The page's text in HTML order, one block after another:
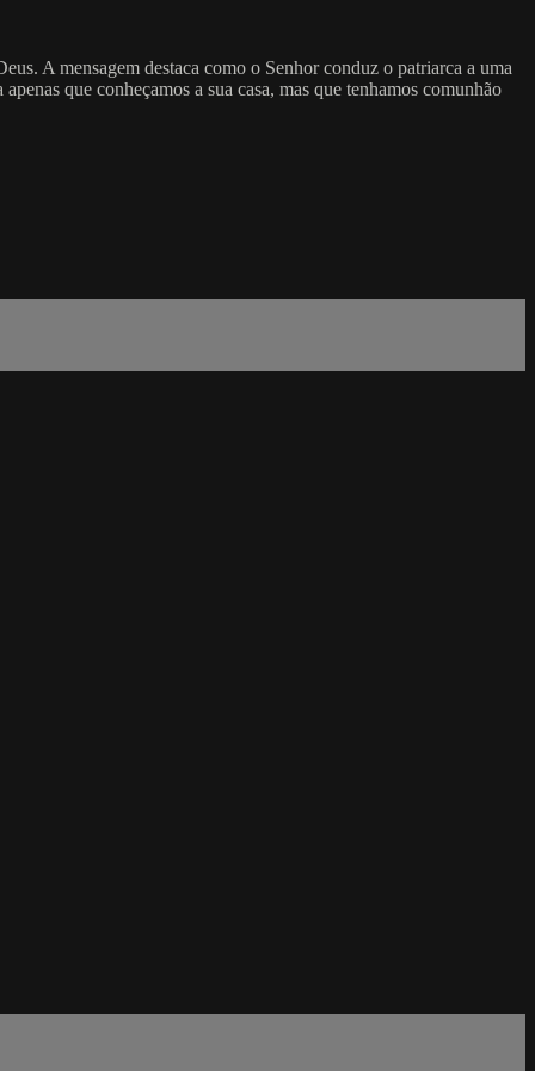
A mensagem destaca como o Senhor conduz o patriarca a uma
que conheçamos a sua casa, mas que tenhamos comunhão